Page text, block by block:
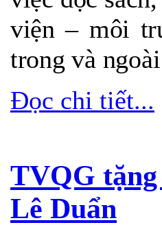
viện – môi
trong và
Đọc chi tiết...
TVQG
Lê Duẩn